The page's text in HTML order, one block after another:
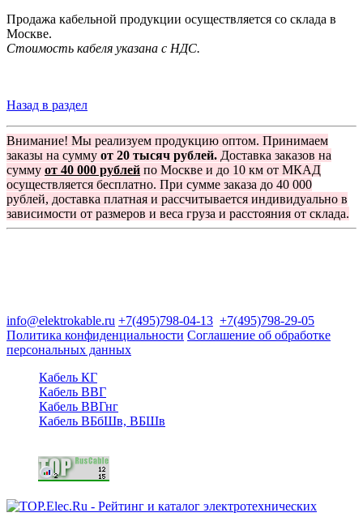
Продажа кабельной продукции осуществляется со склада в
Москве.
Стоимость кабеля указана с НДС.
Назад в раздел
Внимание! Мы реализуем продукцию оптом. Принимаем
заказы на сумму от 20 тысяч рублей. Доставка заказов на
сумму от 40 000 рублей по Москве и до 10 км от МКАД
осуществляется бесплатно. При сумме заказа до 40 000
рублей, доставка платная и рассчитывается индивидуально в
зависимости от размеров и веса груза и расстояния от склада.
info@elektrokable.ru +7(495)798-04-13 +7(495)798-29-05
Политика конфиденциальности Соглашение об обработке
персональных данных
Кабель КГ
Кабель ВВГ
Кабель ВВГнг
Кабель ВБбШв, ВБШв